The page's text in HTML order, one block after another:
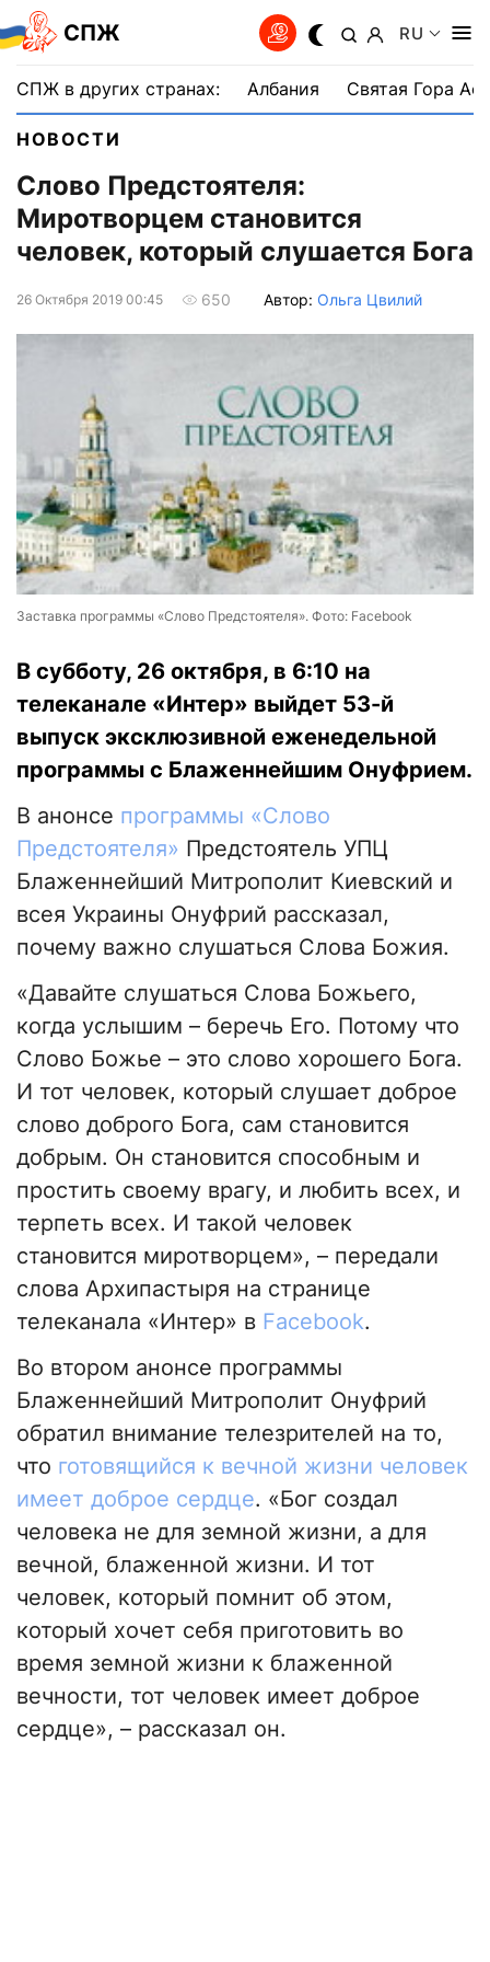
СПЖ RU
СПЖ в других странах: Албания Святая Гора
НОВОСТИ
Слово Предстоятеля:
Миротворцем становится
человек, который слушается Бога
26 Октября 2019 00:45 650 Автор: Ольга Цвилий
Заставка программы «Слово Предстоятеля». Фото: Facebook
В субботу, 26 октября, в 6:10 на
телеканале «Интер» выйдет 53-й
выпуск эксклюзивной еженедельной
программы с Блаженнейшим Онуфрием.
В анонсе программы «Слово
Предстоятеля» Предстоятель УПЦ
Блаженнейший Митрополит Киевский и
всея Украины Онуфрий рассказал,
почему важно слушаться Слова Божия.
«Давайте слушаться Слова Божьего,
когда услышим – беречь Его. Потому что
Слово Божье – это слово хорошего Бога.
И тот человек, который слушает доброе
слово доброго Бога, сам становится
добрым. Он становится способным и
простить своему врагу, и любить всех, и
терпеть всех. И такой человек
становится миротворцем», – передали
слова Архипастыря на странице
телеканала «Интер» в Facebook.
Во втором анонсе программы
Блаженнейший Митрополит Онуфрий
обратил внимание телезрителей на то,
что готовящийся к вечной жизни человек
имеет доброе сердце. «Бог создал
человека не для земной жизни, а для
вечной, блаженной жизни. И тот
человек, который помнит об этом,
который хочет себя приготовить во
время земной жизни к блаженной
вечности, тот человек имеет доброе
сердце», – рассказал он.